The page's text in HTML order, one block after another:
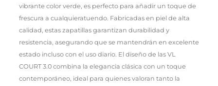
vibrante color verde, es perfecto para añadir un toque de
frescura a cualquieratuendo. Fabricadas en piel de alta
calidad, estas zapatillas garantizan durabilidad y
resistencia, asegurando que se mantendrán en excelente
estado incluso con el uso diario. El diseño de las VL
COURT 3.0 combina la elegancia clásica con un toque
contemporáneo, ideal para quienes valoran tanto la